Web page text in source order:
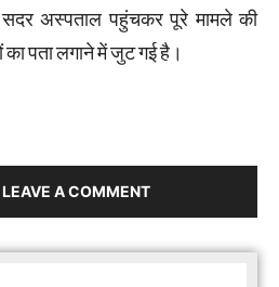
अस्पताल पहुंचकर पूरे मामले की
का पता लगाने में जुट गई है।
A COMMENT